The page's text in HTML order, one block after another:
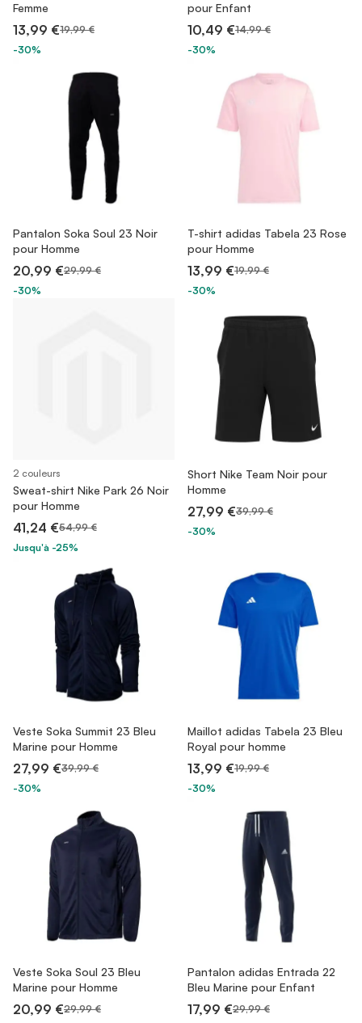
Femme
13,99 €19,99 €
-30%
pour Enfant
10,49 €14,99 €
-30%
Pantalon Soka Soul 23 Noir
pour Homme
20,99 €29,99 €
-30%
T-shirt adidas Tabela 23 Rose
pour Homme
13,99 €19,99 €
-30%
2 couleurs
Sweat-shirt Nike Park 26 Noir
pour Homme
41,24 €54,99 €
Jusqu'à -25%
Short Nike Team Noir pour
Homme
27,99 €39,99 €
-30%
Veste Soka Summit 23 Bleu
Marine pour Homme
27,99 €39,99 €
-30%
Maillot adidas Tabela 23 Bleu
Royal pour homme
13,99 €19,99 €
-30%
Veste Soka Soul 23 Bleu
Marine pour Homme
20,99 €29,99 €
Pantalon adidas Entrada 22
Bleu Marine pour Enfant
17,99 €29,99 €